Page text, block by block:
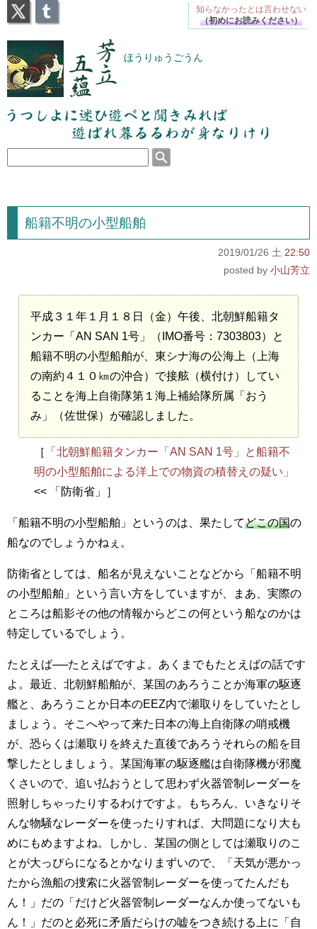
芳立五蘊 ほうりゅうごうん
うつしよに迷ひ遊べと聞きみれば遊ばれ暮るるわが
身なりけり
船籍不明の小型船舶
2019/01/26 土 22:50
小山芳立
平成３１年１月１８日（金）午後、北朝鮮船籍タ
ンカー「AN SAN 1号」（IMO番号：7303803）と
船籍不明の小型船舶が、東シナ海の公海上（上海
の南約４１０㎞の沖合）で接舷（横付け）してい
ることを海上自衛隊第１海上補給隊所属「おう
み」（佐世保）が確認しました。
［
「北朝鮮船籍タンカー「AN SAN 1号」と船籍不
明の小型船舶による洋上での物資の積替えの疑い」
<< 「防衛省」］
「船籍不明の小型船舶」というのは、果たしてどこの国の
船なのでしょうかねぇ。
防衛省としては、船名が見えないことなどから「船籍不明
の小型船舶」という言い方をしていますが、まあ、実際の
ところは船影その他の情報からどこの何という船なのかは
特定しているでしょう。
たとえば──たとえばですよ。あくまでもたとえばの話です
よ。最近、北朝鮮船舶が、某国のあろうことか海軍の駆逐
艦と、あろうことか日本のEEZ内で瀬取りをしていたとし
ましょう。そこへやって来た日本の海上自衛隊の哨戒機
が、恐らくは瀬取りを終えた直後であろうそれらの船を目
撃したとしましょう。某国海軍の駆逐艦は自衛隊機が邪魔
くさいので、追い払おうとして思わず火器管制レーダーを
照射しちゃったりするわけですよ。もちろん、いきなりそ
んな物騒なレーダーを使ったりすれば、大問題になり大も
めにもめますよね。しかし、某国の側としては瀬取りのこ
とが大っぴらになるとかなりまずいので、「天気が悪かっ
たから漁船の捜索に火器管制レーダーを使ってたんだも
ん！」だの「だけど火器管制レーダーなんか使ってないも
ん！」だのと必死に矛盾だらけの嘘をつき続ける上に「自
知らなかったとは言わせない
（初めにお読みください）
X Tumblr